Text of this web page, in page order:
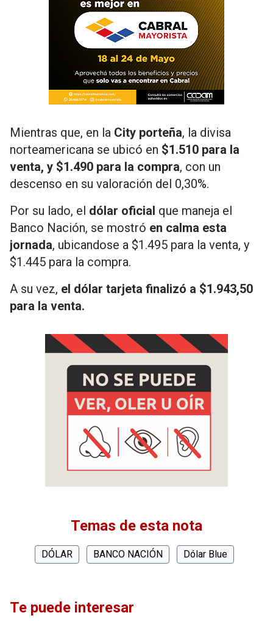
Mientras que, en la City porteña, la divisa
norteamericana se ubicó en $1.510 para la
venta, y $1.490 para la compra, con un
descenso en su valoración del 0,30%.
Por su lado, el dólar oficial que maneja el
Banco Nación, se mostró en calma esta
jornada, ubicandose a $1.495 para la venta, y
$1.445 para la compra.
A su vez, el dólar tarjeta finalizó a $1.943,50
para la venta.
Temas de esta nota
DÓLAR BANCO NACIÓN Dólar Blue
Te puede interesar